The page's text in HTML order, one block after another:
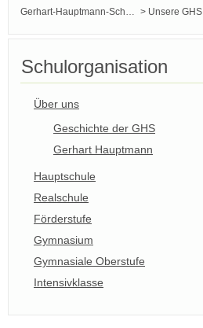
Gerhart-Hauptmann-Schule Griesheim > Unsere GHS
Schulorganisation
Über uns
Geschichte der GHS
Gerhart Hauptmann
Hauptschule
Realschule
Förderstufe
Gymnasium
Gymnasiale Oberstufe
Intensivklasse